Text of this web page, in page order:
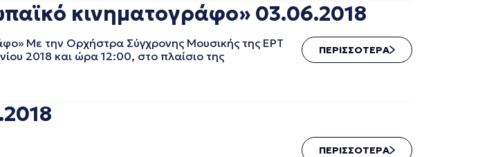
κινηματογράφο» 03.06.2018
Με την Ορχήστρα Σύγχρονης Μουσικής της ΕΡΤ
2018 και ώρα 12:00, στο πλαίσιο της
ΠΕΡΙΣΣΟΤΕΡΑ
ΠΕΡΙΣΣΟΤΕΡΑ